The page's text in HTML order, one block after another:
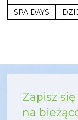
SPA DAYS
Zapisz
na